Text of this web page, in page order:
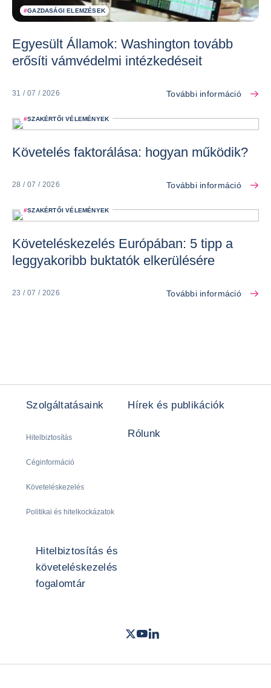
#GAZDASÁGI ELEMZÉSEK
Egyesült Államok: Washington tovább
erősíti vámvédelmi intézkedéseit
31 / 07 / 2026 További információ
#SZAKÉRTŐI VÉLEMÉNYEK
Követelés faktorálása: hogyan működik?
28 / 07 / 2026 További információ
#SZAKÉRTŐI VÉLEMÉNYEK
Követeléskezelés Európában: 5 tipp a
leggyakoribb buktatók elkerülésére
23 / 07 / 2026 További információ
Szolgáltatásaink
Hitelbiztosítás
Céginformáció
Követeléskezelés
Politikai és hitelkockázatok
Hírek és publikációk
Rólunk
Hitelbiztosítás és
követeléskezelés
fogalomtár
Twitter- Coface
Youtube
LinkedIn